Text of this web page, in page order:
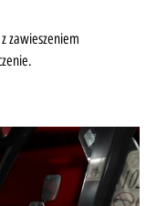
zawieszeniem